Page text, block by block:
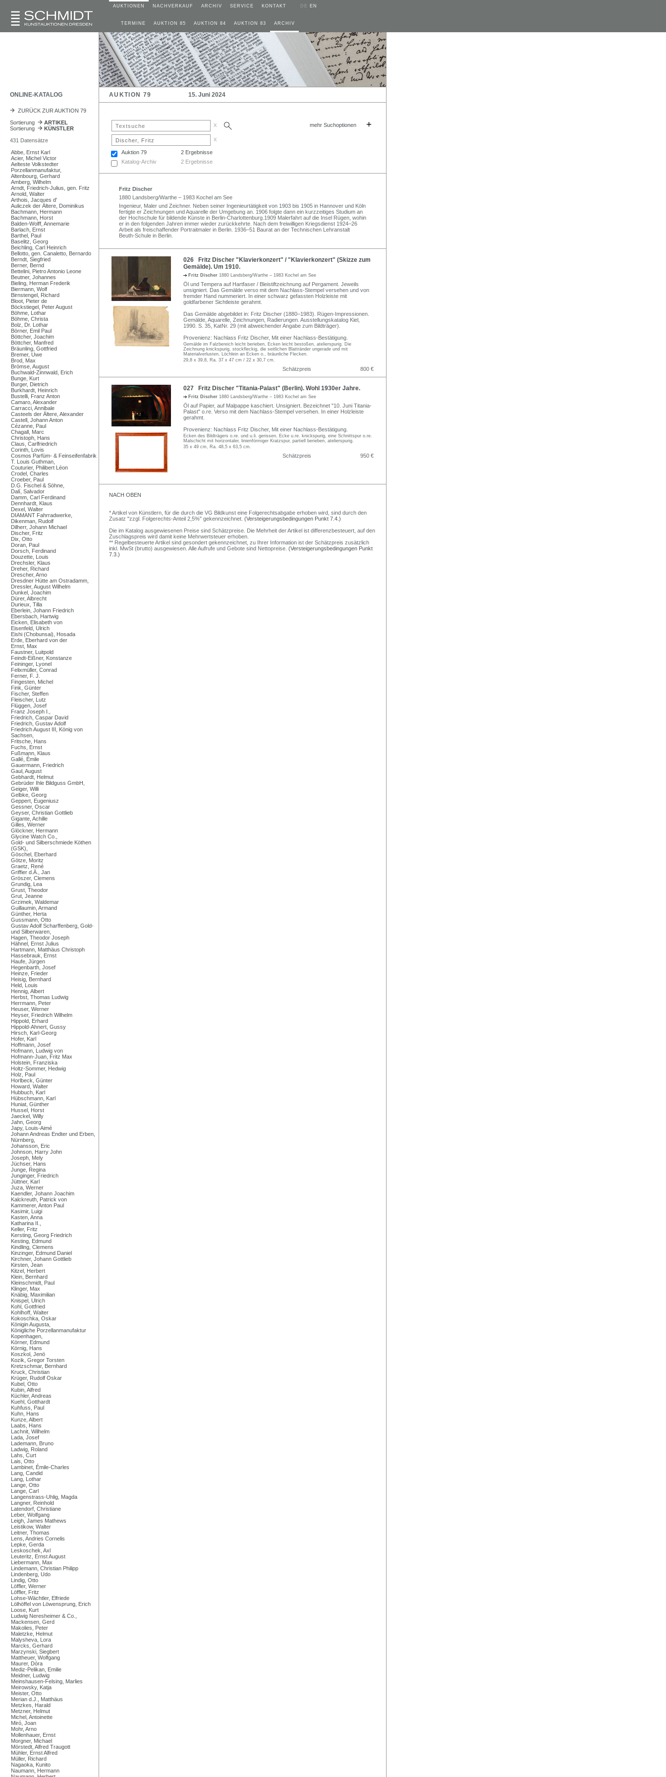
AUKTIONEN NACHVERKAUF ARCHIV SERVICE KONTAKT DE EN
TERMINE AUKTION 85 AUKTION 84 AUKTION 83 ARCHIV
ONLINE-KATALOG AUKTION 79 15. Juni 2024
ZURÜCK ZUR AUKTION 79
Sortierung
ARTIKEL
Sortierung
KÜNSTLER
431 Datensätze
Abbe, Ernst Karl
Acier, Michel Victor
Aelteste Volkstedter
Porzellanmanufaktur,
Altenbourg, Gerhard
Amberg, Wilhelm
Arndt, Friedrich-Julius, gen. Fritz
Arnold, Walter
Arthois, Jacques d'
Auliczek der Ältere, Dominikus
Bachmann, Hermann
Bachmann, Horst
Balden-Wolff, Annemarie
Barlach, Ernst
Barthel, Paul
Baselitz, Georg
Beichling, Carl Heinrich
Bellotto, gen. Canaletto, Bernardo
Berndt, Siegfried
Berner, Bernd
Bettelini, Pietro Antonio Leone
Beutner, Johannes
Bieling, Herman Frederik
Biermann, Wolf
Birnstengel, Richard
Bloot, Pieter de
Böckstiegel, Peter August
Böhme, Lothar
Böhme, Christa
Bolz, Dr. Lothar
Börner, Emil Paul
Böttcher, Joachim
Böttcher, Manfred
Bräunling, Gottfried
Bremer, Uwe
Brod, Max
Brömse, August
Buchwald-Zinnwald, Erich
Bunge, Kurt
Burger, Dietrich
Burkhardt, Heinrich
Bustelli, Franz Anton
Camaro, Alexander
Carracci, Annibale
Casteels der Ältere, Alexander
Castell, Johann Anton
Cézanne, Paul
Chagall, Marc
Christoph, Hans
Claus, Carlfriedrich
Corinth, Lovis
Cosmos Parfüm- & Feinseifenfabrik
T. Louis Guthman,
Couturier, Philibert Léon
Crodel, Charles
Croeber, Paul
D.G. Fischel & Söhne,
Dalí, Salvador
Damm, Carl Ferdinand
Dennhardt, Klaus
Dexel, Walter
DIAMANT Fahrradwerke,
Dikenman, Rudolf
Dilherr, Johann Michael
Discher, Fritz
Dix, Otto
Doran, Paul
Dorsch, Ferdinand
Douzette, Louis
Drechsler, Klaus
Dreher, Richard
Drescher, Arno
Dresdner Hütte am Ostradamm,
Dressler, August Wilhelm
Dunkel, Joachim
Dürer, Albrecht
Durieux, Tilla
Eberlein, Johann Friedrich
Ebersbach, Hartwig
Eicken, Elisabeth von
Eisenfeld, Ulrich
Eishi (Chobunsai), Hosada
Erde, Eberhard von der
Ernst, Max
Faustner, Luitpold
Feindt-Eißner, Konstanze
Feininger, Lyonel
Felixmüller, Conrad
Ferner, F. J.
Fingesten, Michel
Fink, Günter
Fischer, Steffen
Fleischer, Lutz
Flüggen, Josef
Franz Joseph I.,
Friedrich, Caspar David
Friedrich, Gustav Adolf
Friedrich August III, König von
Sachsen,
Fritsche, Hans
Fuchs, Ernst
Fußmann, Klaus
Gallé, Émile
Gauermann, Friedrich
Gaul, August
Gebhardt, Helmut
Gebrüder Ihle Bildguss GmbH,
Geiger, Willi
Gelbke, Georg
Geppert, Eugeniusz
Gessner, Oscar
Geyser, Christian Gottlieb
Gigante, Achille
Gilles, Werner
Glöckner, Hermann
Glycine Watch Co.,
Gold- und Silberschmiede Köthen
(GSK),
Göschel, Eberhard
Götze, Moritz
Graetz, René
Griffier d.Ä., Jan
Gröszer, Clemens
Grundig, Lea
Grust, Theodor
Grut, Jeanne
Grzimek, Waldemar
Guillaumin, Armand
Günther, Herta
Gussmann, Otto
Gustav Adolf Scharffenberg, Gold-
und Silberwaren,
Hagen, Theodor Joseph
Hähnel, Ernst Julius
Hartmann, Matthäus Christoph
Hassebrauk, Ernst
Haufe, Jürgen
Hegenbarth, Josef
Heinze, Frieder
Heisig, Bernhard
Held, Louis
Hennig, Albert
Herbst, Thomas Ludwig
Herrmann, Peter
Heuser, Werner
Heyser, Friedrich Wilhelm
Hippold, Erhard
Hippold-Ahnert, Gussy
Hirsch, Karl-Georg
Hofer, Karl
Hoffmann, Josef
Hofmann, Ludwig von
Hofmann-Juan, Fritz Max
Holstein, Franziska
Holtz-Sommer, Hedwig
Holz, Paul
Horlbeck, Günter
Howard, Walter
Hubbuch, Karl
Hübschmann, Karl
Huniat, Günther
Hussel, Horst
Jaeckel, Willy
Jahn, Georg
Japy, Louis-Aimé
Johann Andreas Endter und Erben,
Nürnberg,
Johansson, Eric
Johnson, Harry John
Joseph, Mely
Jüchser, Hans
Junge, Regina
Junginger, Friedrich
Jüttner, Karl
Juza, Werner
Kaendler, Johann Joachim
Kalckreuth, Patrick von
Kammerer, Anton Paul
Kasimir, Luigi
Kasten, Anna
Katharina II.,
Keller, Fritz
Kersting, Georg Friedrich
Kesting, Edmund
Kindling, Clemens
Kinzinger, Edmund Daniel
Kirchner, Johann Gottlieb
Kirsten, Jean
Kitzel, Herbert
Klein, Bernhard
Kleinschmidt, Paul
Klinger, Max
Knäbig, Maximilian
Knispel, Ulrich
Kohl, Gottfried
Kohlhoff, Walter
Kokoschka, Oskar
Königin Augusta,
Königliche Porzellanmanufaktur
Kopenhagen,
Körner, Edmund
Körnig, Hans
Koszkol, Jenö
Kozik, Gregor Torsten
Kretzschmar, Bernhard
Kruck, Christian
Krüger, Rudolf Oskar
Kubel, Otto
Kubin, Alfred
Küchler, Andreas
Kuehl, Gotthardt
Kuhfuss, Paul
Kuhn, Hans
Kunze, Albert
Laabs, Hans
Lachnit, Wilhelm
Lada, Josef
Lademann, Bruno
Ladwig, Roland
Lahs, Curt
Lais, Otto
Lambinet, Émile-Charles
Lang, Candid
Lang, Lothar
Lange, Otto
Lange, Carl
Langenstrass-Uhlig, Magda
Langner, Reinhold
Latendorf, Christiane
Leber, Wolfgang
Leigh, James Mathews
Leistikow, Walter
Leitner, Thomas
Lens, Andries Cornelis
Lepke, Gerda
Leskoschek, Axl
Leuteritz, Ernst August
Liebermann, Max
Lindemann, Christian Philipp
Lindenberg, Udo
Lindig, Otto
Löffler, Werner
Löffler, Fritz
Lohse-Wächtler, Elfriede
Lölhöffel von Löwensprung, Erich
Loose, Kurt
Ludwig Neresheimer & Co.,
Mackensen, Gerd
Makolies, Peter
Maletzke, Helmut
Malysheva, Lora
Marcks, Gerhard
Marzynski, Siegbert
Mattheuer, Wolfgang
Maurer, Dóra
Mediz-Pelikan, Emilie
Meidner, Ludwig
Meinshausen-Felsing, Marlies
Meirowsky, Katja
Meister, Otto
Merian d.J., Matthäus
Metzkes, Harald
Metzner, Helmut
Michel, Antoinette
Miró, Joan
Mohr, Arno
Mollenhauer, Ernst
Morgner, Michael
Mörstedt, Alfred Traugott
Mühler, Ernst Alfred
Müller, Richard
Nagaoka, Kunito
Naumann, Hermann
x mehr Suchoptionen +
x
Auktion 79
2 Ergebnisse
Katalog-Archiv
2 Ergebnisse
Fritz Discher
1880 Landsberg/Warthe – 1983 Kochel am See
Ingenieur, Maler und Zeichner. Neben seiner Ingenieurtätigkeit von 1903 bis 1905 in Hannover und Köln
fertigte er Zeichnungen und Aquarelle der Umgebung an. 1906 folgte dann ein kurzzeitiges Studium an
der Hochschule für bildende Künste in Berlin-Charlottenburg.1909 Malerfahrt auf die Insel Rügen, wohin
er in den folgenden Jahren immer wieder zurückkehrte. Nach dem freiwilligen Kriegsdienst 1924–26
Arbeit als freischaffender Portraitmaler in Berlin. 1936–51 Baurat an der Technischen Lehranstalt
Beuth-Schule in Berlin.
026 Fritz Discher "Klavierkonzert" / "Klavierkonzert" (Skizze zum
Gemälde). Um 1910.
Fritz Discher 1880 Landsberg/Warthe – 1983 Kochel am See
Öl und Tempera auf Hartfaser / Bleistiftzeichnung auf Pergament. Jeweils
unsigniert. Das Gemälde verso mit dem Nachlass-Stempel versehen und von
fremder Hand nummeriert. In einer schwarz gefassten Holzleiste mit
goldfarbener Sichtleiste gerahmt.
Das Gemälde abgebildet in: Fritz Discher (1880–1983). Rügen-Impressionen.
Gemälde, Aquarelle, Zeichnungen, Radierungen. Ausstellungskatalog Kiel,
1990. S. 35, KatNr. 29 (mit abweichender Angabe zum Bildträger).
Provenienz: Nachlass Fritz Discher, Mit einer Nachlass-Bestätigung.
Gemälde im Falzbereich leicht berieben, Ecken leicht bestoßen, atelierspurig. Die
Zeichnung knickspurig, stockfleckig, die seitlichen Blattränder ungerade und mit
Materialverlusten, Löchlein an Ecken o., bräunliche Flecken.
29,8 x 39,8, Ra. 37 x 47 cm / 22 x 30,7 cm.
Schätzpreis 800 €
027 Fritz Discher "Titania-Palast" (Berlin). Wohl 1930er Jahre.
Fritz Discher 1880 Landsberg/Warthe – 1983 Kochel am See
Öl auf Papier, auf Malpappe kaschiert. Unsigniert. Bezeichnet "10. Juni Titania-
Palast" o.re. Verso mit dem Nachlass-Stempel versehen. In einer Holzleiste
gerahmt.
Provenienz: Nachlass Fritz Discher, Mit einer Nachlass-Bestätigung.
Ecken des Bildträgers o.re. und u.li. gerissen, Ecke u.re. knickspurig, eine Schnittspur o.re.
Malschicht mit horizontaler, linienförmiger Kratzspur, partiell berieben, atelierspurig.
35 x 49 cm, Ra. 48,5 x 63,5 cm.
Schätzpreis 950 €
NACH OBEN
* Artikel von Künstlern, für die durch die VG Bildkunst eine Folgerechtsabgabe erhoben wird, sind durch den
Zusatz "zzgl. Folgerechts-Anteil 2,5%" gekennzeichnet. (Versteigerungsbedingungen Punkt 7.4.)
Die im Katalog ausgewiesenen Preise sind Schätzpreise. Die Mehrheit der Artikel ist differenzbesteuert, auf den
Zuschlagspreis wird damit keine Mehrwertsteuer erhoben.
** Regelbesteuerte Artikel sind gesondert gekennzeichnet, zu Ihrer Information ist der Schätzpreis zusätzlich
inkl. MwSt (brutto) ausgewiesen. Alle Aufrufe und Gebote sind Nettopreise. (Versteigerungsbedingungen Punkt
7.3.)